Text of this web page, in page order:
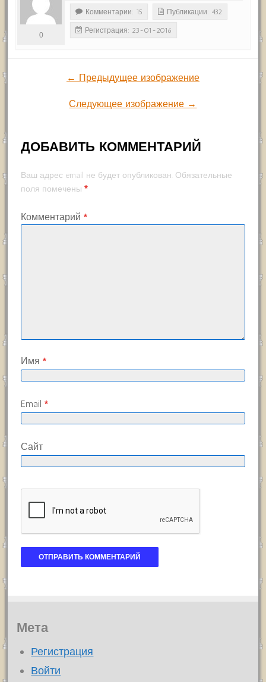
0
Комментарии: 15 Публикации: 432
Регистрация: 23-01-2016
← Предыдущее изображение
Следующее изображение →
ДОБАВИТЬ КОММЕНТАРИЙ
Ваш адрес email не будет опубликован. Обязательные
поля помечены *
Комментарий *
Имя *
Email *
Сайт
Мета
Регистрация
Войти